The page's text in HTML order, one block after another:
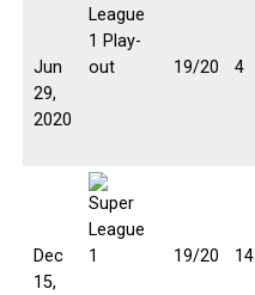
Jun
29,
2020
19/20 4
Dec
15,
19/20 14